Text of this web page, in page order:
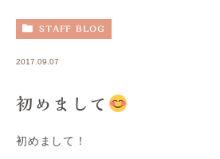
STAFF BLOG
2017.09.07
初めまして
初めまして！